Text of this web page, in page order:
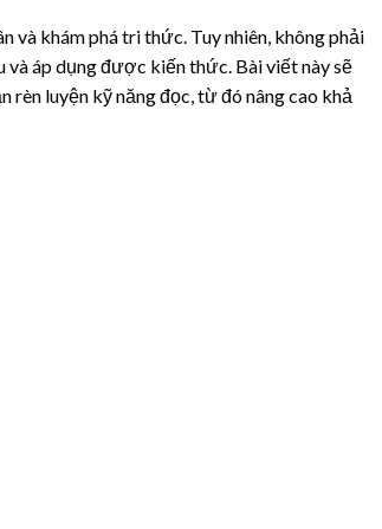
và khám phá tri thức. Tuy nhiên, không phải
và áp dụng được kiến thức. Bài viết này sẽ
rèn luyện kỹ năng đọc, từ đó nâng cao khả